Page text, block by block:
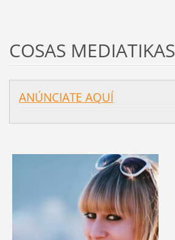
COSAS MEDIATIKAS
ANÚNCIATE AQUÍ